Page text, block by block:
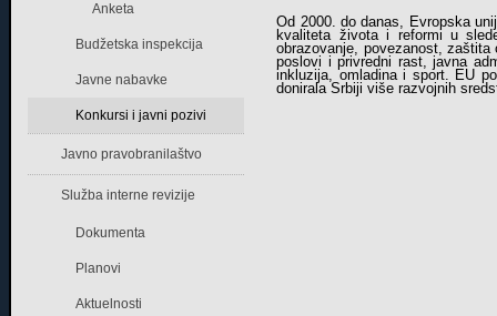
Od 2000. do danas, Evropska
kvaliteta života i reformi u
obrazovanje, povezanost,
poslovi i privredni rast, javna
inkluzija, omladina i sport. EU
donirala Srbiji više razvojnih
Anketa
Budžetska inspekcija
Javne nabavke
Konkursi i javni pozivi
Javno pravobranilaštvo
Služba interne revizije
Dokumenta
Planovi
Aktuelnosti